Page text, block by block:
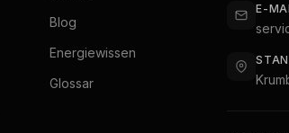
Blog
Energiewissen
Glossar
E-